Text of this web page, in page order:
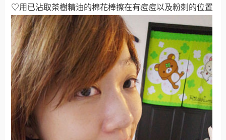
♡用已沾取茶樹精油的棉花棒擦在有痘痘以及粉刺的位置